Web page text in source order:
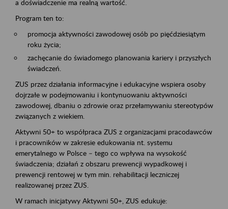
a doświadczenie ma realną wartość.
Program ten to:
promocja aktywności zawodowej osób po pięćdziesiątym
roku życia;
zachęcanie do świadomego planowania kariery i przyszłych
świadczeń.
ZUS przez działania informacyjne i edukacyjne wspiera osoby
dojrzałe w podejmowaniu i kontynuowaniu aktywności
zawodowej, dbaniu o zdrowie oraz przełamywaniu stereotypów
związanych z wiekiem.
Aktywni 50+ to współpraca ZUS z organizacjami pracodawców
i pracowników w zakresie edukowania nt. systemu
emerytalnego w Polsce – tego co wpływa na wysokość
świadczenia; działań z obszaru prewencji wypadkowej i
prewencji rentowej w tym min. rehabilitacji leczniczej
realizowanej przez ZUS.
W ramach inicjatywy Aktywni 50+, ZUS edukuje: